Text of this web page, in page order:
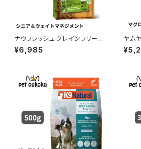
ナウフレッシュ グレインフリー
スモールブリード シニア＆ウェ
イトマネジメント 2.3kg 45731
¥6,985
ヤム
プ